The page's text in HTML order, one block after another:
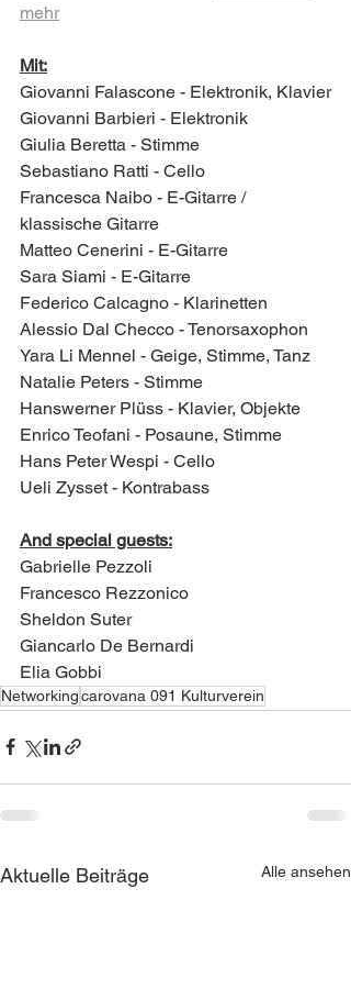
mehr
Mit:
Giovanni Falascone - Elektronik, Klavier
Giovanni Barbieri - Elektronik
Giulia Beretta - Stimme
Sebastiano Ratti - Cello
Francesca Naibo - E-Gitarre /
klassische Gitarre
Matteo Cenerini - E-Gitarre
Sara Siami - E-Gitarre
Federico Calcagno - Klarinetten
Alessio Dal Checco - Tenorsaxophon
Yara Li Mennel - Geige, Stimme, Tanz
Natalie Peters - Stimme
Hanswerner Plüss - Klavier, Objekte
Enrico Teofani - Posaune, Stimme
Hans Peter Wespi - Cello
Ueli Zysset - Kontrabass
And special guests:
Gabrielle Pezzoli
Francesco Rezzonico
Sheldon Suter
Giancarlo De Bernardi
Elia Gobbi
Networkingcarovana 091 Kulturverein
Aktuelle Beiträge Alle ansehen